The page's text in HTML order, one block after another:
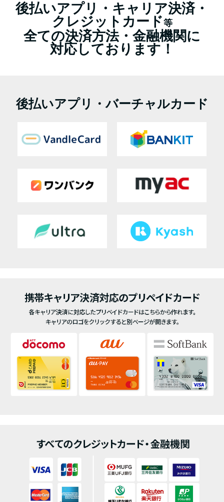
後払いアプリ・キャリア決済・
クレジットカード等
全ての決済方法・金融機関に
対応しております！
後払いアプリ・バーチャルカード